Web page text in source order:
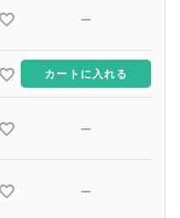
—
カートに入れる
—
—